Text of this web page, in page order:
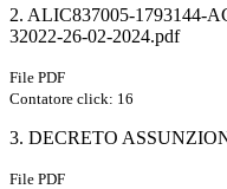
2. ALIC837005-1793144-
32022-26-02-2024.pdf
File PDF
Contatore click: 16
3. DECRETO
File PDF